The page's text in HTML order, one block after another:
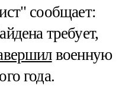
сообщает:
требует,
военную
года.